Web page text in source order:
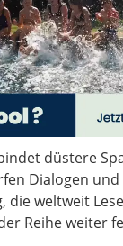
düstere
Dialogen
die weltweit
Reihe weiter